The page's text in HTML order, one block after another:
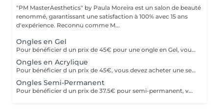
"PM MasterAesthetics" by Paula Moreira est un salon de beauté
renommé, garantissant une satisfaction à 100% avec 15 ans
d'expérience. Reconnu comme M...
Ongles en Gel
Pour bénéficier d un prix de 45€ pour une ongle en Gel, vous devez acheter une seul fois le kit individuel comprenant tout le matériel nom jetable nécessaire,qui sera conserve pour nous , pour de futurs rendez-vous, garantissant ainsi une meilleure hygiène.* *Renouvelable chaque année.
Ongles en Acrylique
Pour bénéficier d un prix de 45€, vous devez acheter une seule fois le kit individuel comprenant tout le matériel non jetable nécessaire , qui sera conserve pour nous pour de futurs rendez-vous, garantissant ainsi une meilleure hygiène.* *renouvelabre chaque année.
Ongles Semi-Permanent
Pour bénéficier d un prix de 37.5€ pour semi-permanent, vous devez acheter une seule fois le kit individuel avec tout le matériel non jetable nécessaire, qui sera conserve pour nous, pour le futurs rendez-vous, garantissant ainsi une meilleure hygiène.* *renouvelable chaque année.